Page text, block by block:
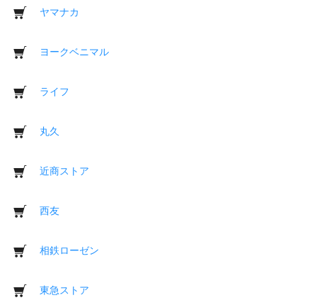
ヤマナカ
ヨークベニマル
ライフ
丸久
近商ストア
西友
相鉄ローゼン
東急ストア